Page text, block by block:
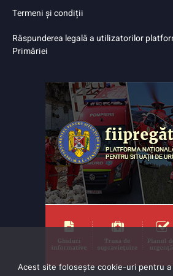
Termeni și condiții
Răspunderea legală a utilizatorilor
Primăriei
Acest site folosește cookie-uri pentru